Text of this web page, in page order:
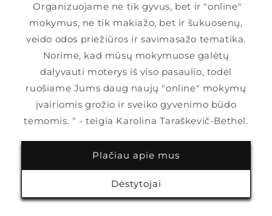
Organizuojame ne tik gyvus, bet ir "online"
mokymus, ne tik makiažo, bet ir šukuosenų,
veido odos priežiūros ir savimasažo tematika.
Norime, kad mūsų mokymuose galėtų
dalyvauti moterys iš viso pasaulio, todėl
ruošiame Jums daug naujų "online" mokymų
įvairiomis grožio ir sveiko gyvenimo būdo
temomis. " - teigia Karolina Taraškevič-Bethel.
Plačiau apie mus
Dėstytojai